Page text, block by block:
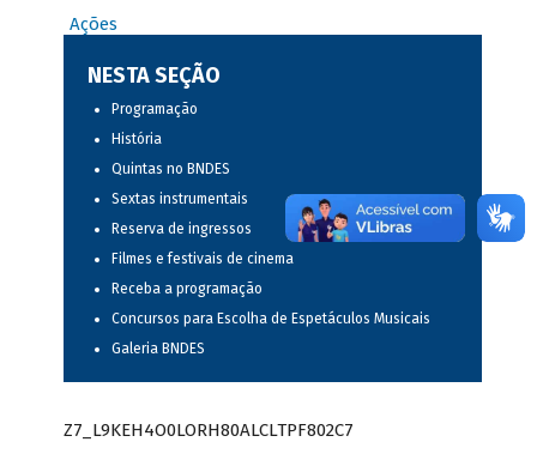
Ações
NESTA SEÇÃO
Programação
História
Quintas no BNDES
Sextas instrumentais
Reserva de ingressos
Filmes e festivais de cinema
Receba a programação
Concursos para Escolha de Espetáculos Musicais
Galeria BNDES
Z7_L9KEH4O0LORH80ALCLTPF802C7